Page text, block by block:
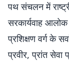
पथ संचलन में
सरकार्यवाह
प्रशिक्षण वर्ग के
प्रवीर, प्रांत